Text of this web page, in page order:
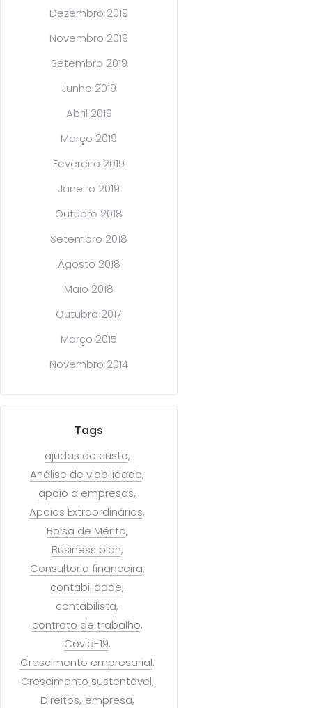
Dezembro 2019
Novembro 2019
Setembro 2019
Junho 2019
Abril 2019
Março 2019
Fevereiro 2019
Janeiro 2019
Outubro 2018
Setembro 2018
Agosto 2018
Maio 2018
Outubro 2017
Março 2015
Novembro 2014
Tags
ajudas de custo
Análise de viabilidade
apoio a empresas
Apoios Extraordinários
Bolsa de Mérito
Business plan
Consultoria financeira
contabilidade
contabilista
contrato de trabalho
Covid-19
Crescimento empresarial
Crescimento sustentável
Direitos empresa